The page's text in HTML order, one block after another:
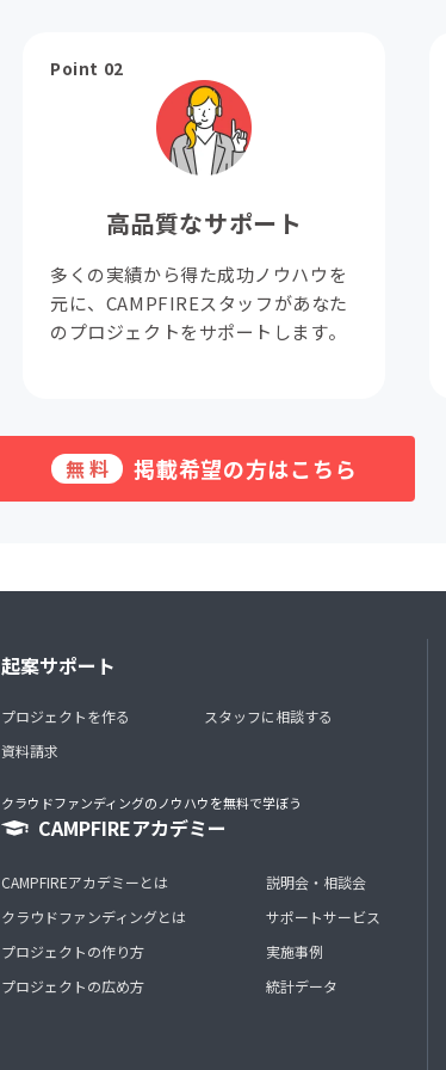
Point 02
高品質なサポート
多くの実績から得た成功ノウハウを
元に、CAMPFIREスタッフがあなた
のプロジェクトをサポートします。
無料 掲載希望の方はこちら
起案サポート
プロジェクトを作る
資料請求
スタッフに相談する
クラウドファンディングのノウハウを無料で学ぼう
CAMPFIREアカデミー
CAMPFIREアカデミーとは
クラウドファンディングとは
プロジェクトの作り方
プロジェクトの広め方
説明会・相談会
サポートサービス
実施事例
統計データ